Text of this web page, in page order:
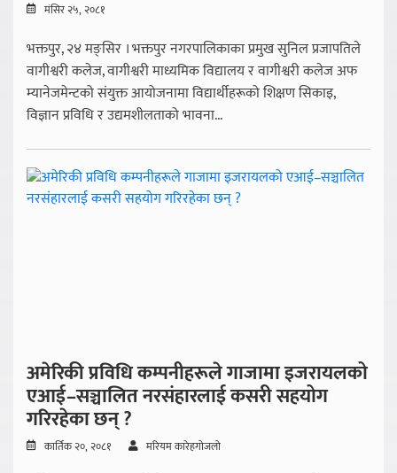
मंसिर २५, २०८१
भक्तपुर, २४ मङ्सिर । भक्तपुर नगरपालिकाका प्रमुख सुनिल प्रजापतिले
वागीश्वरी कलेज, वागीश्वरी माध्यमिक विद्यालय र वागीश्वरी कलेज अफ
म्यानेजमेन्टको संयुक्त आयोजनामा विद्यार्थीहरूको शिक्षण सिकाइ,
विज्ञान प्रविधि र उद्यमशीलताको भावना...
अमेरिकी प्रविधि कम्पनीहरूले गाजामा इजरायलको
एआई–सञ्चालित नरसंहारलाई कसरी सहयोग
गरिरहेका छन् ?
कार्तिक २०, २०८१ मरियम कारेहगोजलो